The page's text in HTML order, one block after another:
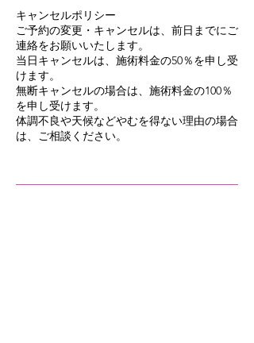
キャンセルポリシー
ご予約の変更・キャンセルは、前日までにご
連絡をお願いいたします。
当日キャンセルは、施術料金の50％を申し受
けます。
無断キャンセルの場合は、施術料金の100％
を申し受けます。
体調不良や天候などやむを得ない理由の場合
は、ご相談ください。